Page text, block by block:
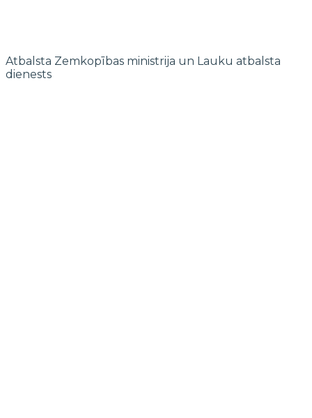
Atbalsta Zemkopības ministrija un Lauku atbalsta
dienests